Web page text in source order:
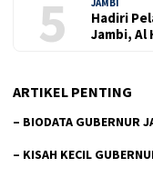
5
Hadiri
Jambi, Al
ARTIKEL PENTING
– BIODATA GUBERNUR
– KISAH KECIL